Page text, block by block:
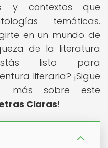
y contextos que
temáticas.
en un mundo de
de la literatura
listo para
literaria? ¡Sigue
más sobre este
Claras!